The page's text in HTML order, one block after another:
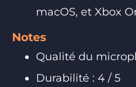
macOS, et Xbox
Notes
Qualité du
Durabilité : 4 / 5